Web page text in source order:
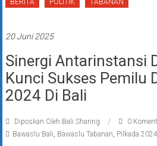
BERITA POLITIK TABANAN
20 Juni 2025
Sinergi Antarinstansi
Kunci Sukses Pemilu
2024 Di Bali
Diposkan Oleh:Bali Sharing
0
Bawaslu Bali, Bawaslu Tabanan, Pilkada 2024